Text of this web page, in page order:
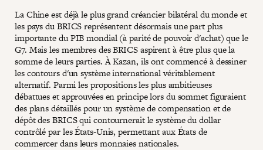
La Chine est déjà le plus grand créancier bilatéral du monde et
les pays du BRICS représentent désormais une part plus
importante du PIB mondial (à parité de pouvoir d'achat) que le
G7. Mais les membres des BRICS aspirent à être plus que la
somme de leurs parties. À Kazan, ils ont commencé à dessiner
les contours d'un système international véritablement
alternatif. Parmi les propositions les plus ambitieuses
débattues et approuvées en principe lors du sommet figuraient
des plans détaillés pour un système de compensation et de
dépôt des BRICS qui contournerait le système du dollar
contrôlé par les États-Unis, permettant aux États de
commercer dans leurs monnaies nationales.